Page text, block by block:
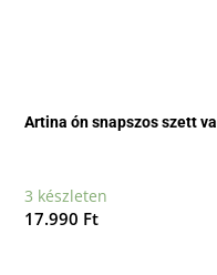
Artina ón snapszos szett
3 készleten
17.990 Ft